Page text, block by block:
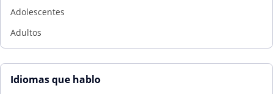
Adolescentes
Adultos
Idiomas que hablo